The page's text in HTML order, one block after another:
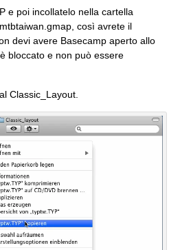
e poi incollatelo nella cartella
così avrete il
devi avere Basecamp aperto allo
bloccato e non può essere
Classic_Layout.